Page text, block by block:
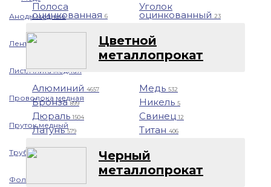
Аноды медные
Лента медная
Лист/Плита медная
Проволока медная
Пруток медный
Труба медная
Фольга медная
Полоса
оцинкованная 6
Уголок
оцинкованный 23
Цветной
металлопрокат
Алюминий 4657
Бронза899
Дюраль1504
Латунь579
Медь 532
Никель 5
Свинец12
Титан 406
Черный
металлопрокат